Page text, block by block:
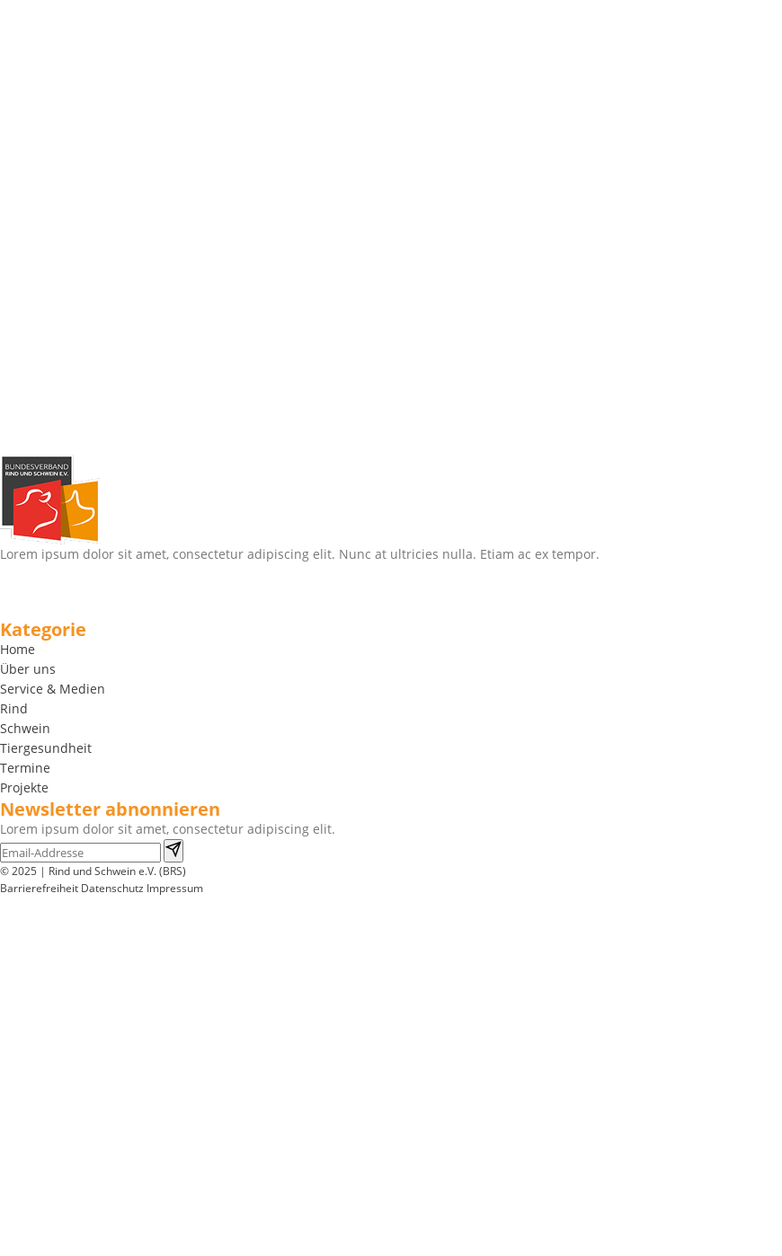
Lorem ipsum dolor sit amet, consectetur adipiscing elit. Nunc at ultricies nulla. Etiam ac ex tempor.
Kategorie
Home
Über uns
Service & Medien
Rind
Schwein
Tiergesundheit
Termine
Projekte
Newsletter abnonnieren
Lorem ipsum dolor sit amet, consectetur adipiscing elit.
© 2025 | Rind und Schwein e.V. (BRS)
Barrierefreiheit Datenschutz Impressum